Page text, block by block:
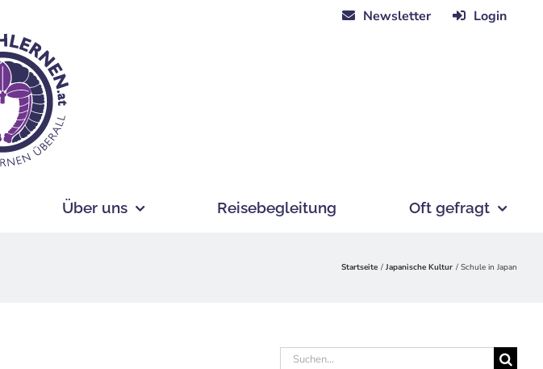
Newsletter Login
Über uns Reisebegleitung Oft gefragt
Startseite Japanische Kultur Schule in Japan
Suche